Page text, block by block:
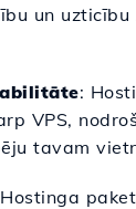
un
:
VPS,
tavam